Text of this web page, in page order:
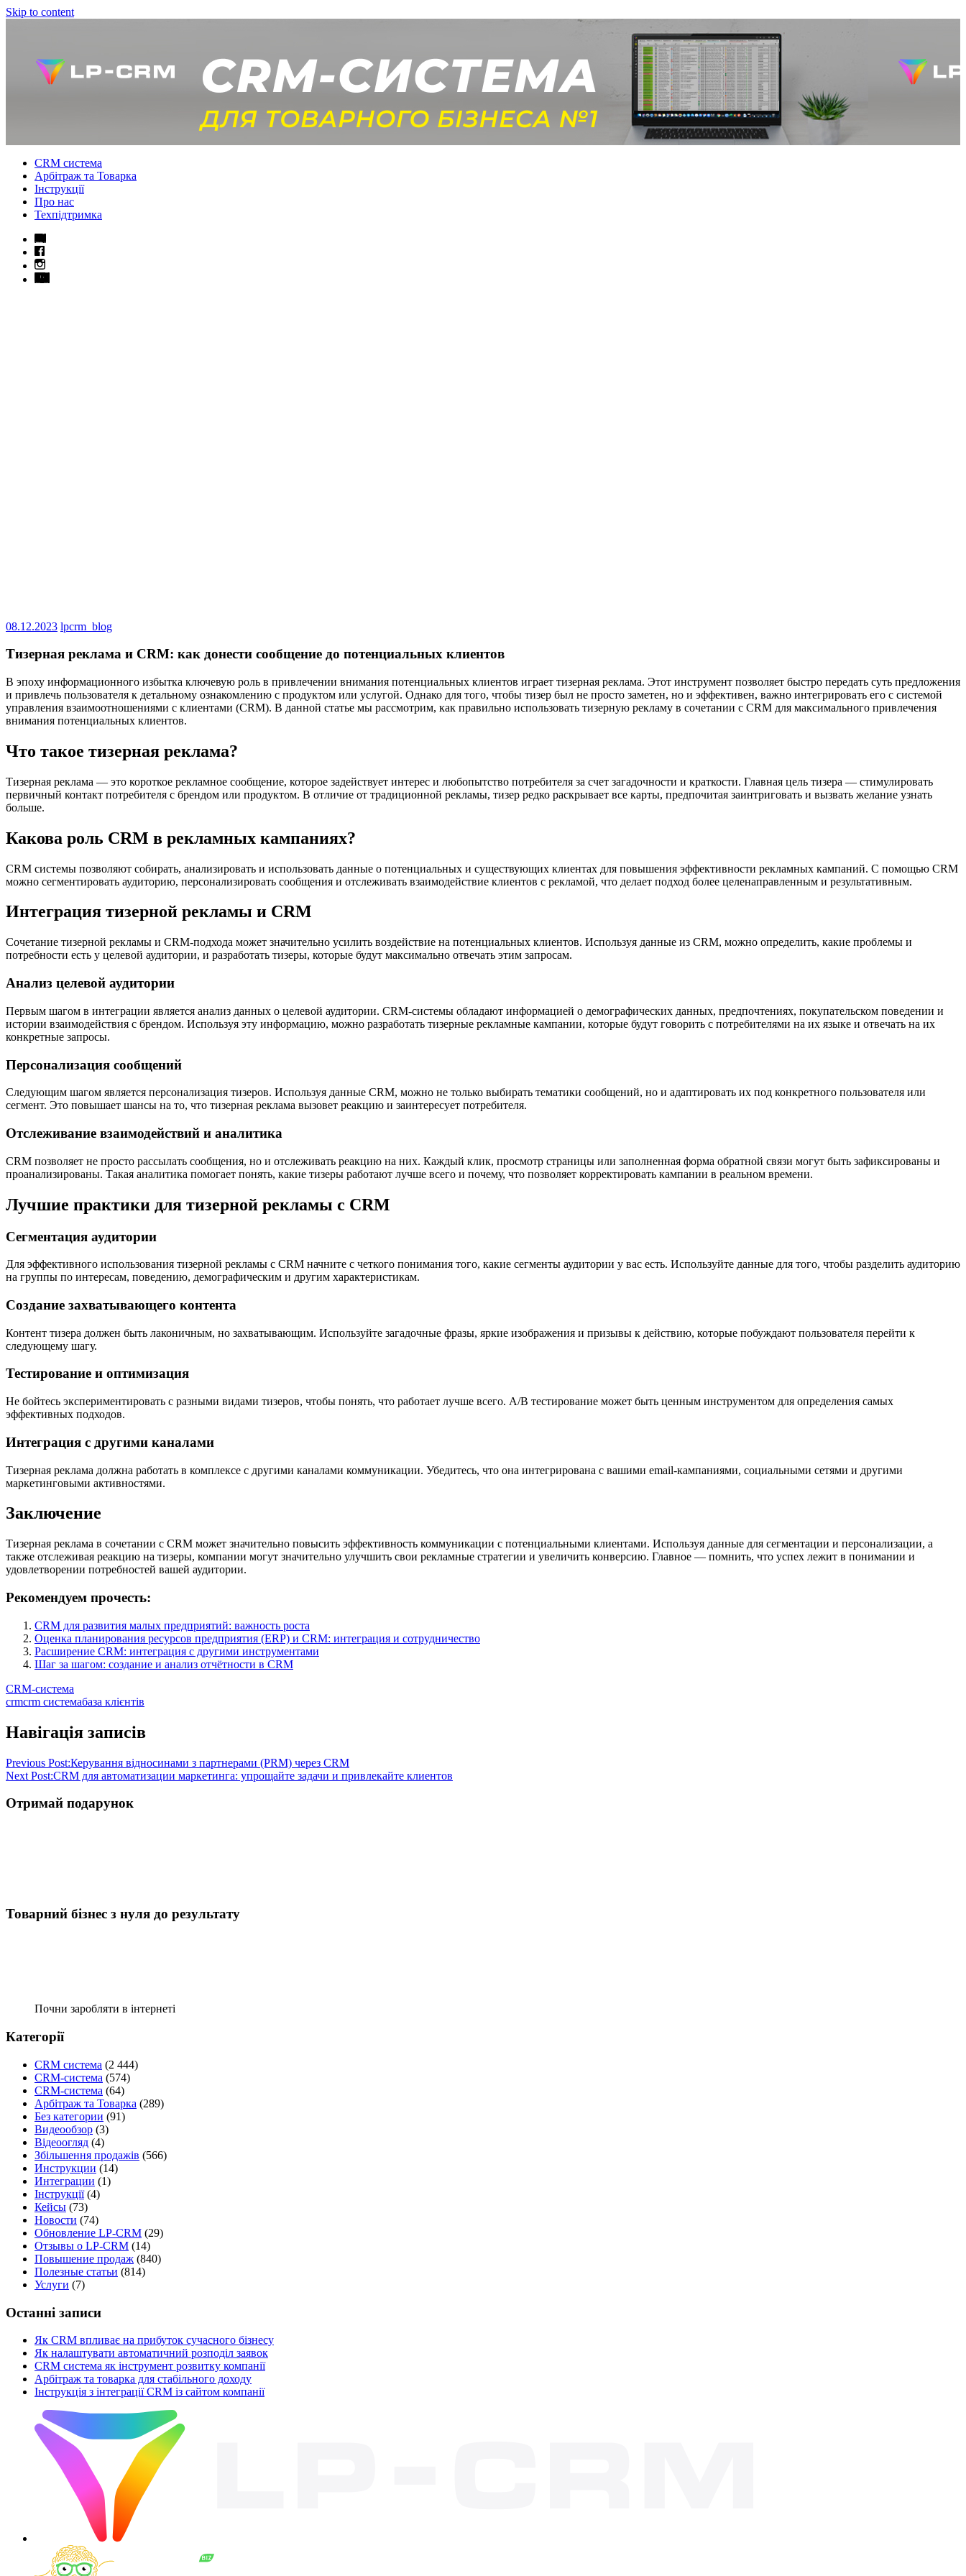
Skip to content
CRM система
Арбітраж та Товарка
Інструкції
Про нас
Техпідтримка
08.12.2023 lpcrm_blog
Тизерная реклама и CRM: как донести сообщение до потенциальных клиентов
В эпоху информационного избытка ключевую роль в привлечении внимания потенциальных клиентов играет тизерная реклама. Этот инструмент позволяет быстро передать суть предложения
и привлечь пользователя к детальному ознакомлению с продуктом или услугой. Однако для того, чтобы тизер был не просто заметен, но и эффективен, важно интегрировать его с системой
управления взаимоотношениями с клиентами (CRM). В данной статье мы рассмотрим, как правильно использовать тизерную рекламу в сочетании с CRM для максимального привлечения
внимания потенциальных клиентов.
Что такое тизерная реклама?
Тизерная реклама — это короткое рекламное сообщение, которое задействует интерес и любопытство потребителя за счет загадочности и краткости. Главная цель тизера — стимулировать
первичный контакт потребителя с брендом или продуктом. В отличие от традиционной рекламы, тизер редко раскрывает все карты, предпочитая заинтриговать и вызвать желание узнать
больше.
Какова роль CRM в рекламных кампаниях?
CRM системы позволяют собирать, анализировать и использовать данные о потенциальных и существующих клиентах для повышения эффективности рекламных кампаний. С помощью CRM
можно сегментировать аудиторию, персонализировать сообщения и отслеживать взаимодействие клиентов с рекламой, что делает подход более целенаправленным и результативным.
Интеграция тизерной рекламы и CRM
Сочетание тизерной рекламы и CRM-подхода может значительно усилить воздействие на потенциальных клиентов. Используя данные из CRM, можно определить, какие проблемы и
потребности есть у целевой аудитории, и разработать тизеры, которые будут максимально отвечать этим запросам.
Анализ целевой аудитории
Первым шагом в интеграции является анализ данных о целевой аудитории. CRM-системы обладают информацией о демографических данных, предпочтениях, покупательском поведении и
истории взаимодействия с брендом. Используя эту информацию, можно разработать тизерные рекламные кампании, которые будут говорить с потребителями на их языке и отвечать на их
конкретные запросы.
Персонализация сообщений
Следующим шагом является персонализация тизеров. Используя данные CRM, можно не только выбирать тематики сообщений, но и адаптировать их под конкретного пользователя или
сегмент. Это повышает шансы на то, что тизерная реклама вызовет реакцию и заинтересует потребителя.
Отслеживание взаимодействий и аналитика
CRM позволяет не просто рассылать сообщения, но и отслеживать реакцию на них. Каждый клик, просмотр страницы или заполненная форма обратной связи могут быть зафиксированы и
проанализированы. Такая аналитика помогает понять, какие тизеры работают лучше всего и почему, что позволяет корректировать кампании в реальном времени.
Лучшие практики для тизерной рекламы с CRM
Сегментация аудитории
Для эффективного использования тизерной рекламы с CRM начните с четкого понимания того, какие сегменты аудитории у вас есть. Используйте данные для того, чтобы разделить аудиторию
на группы по интересам, поведению, демографическим и другим характеристикам.
Создание захватывающего контента
Контент тизера должен быть лаконичным, но захватывающим. Используйте загадочные фразы, яркие изображения и призывы к действию, которые побуждают пользователя перейти к
следующему шагу.
Тестирование и оптимизация
Не бойтесь экспериментировать с разными видами тизеров, чтобы понять, что работает лучше всего. A/B тестирование может быть ценным инструментом для определения самых
эффективных подходов.
Интеграция с другими каналами
Тизерная реклама должна работать в комплексе с другими каналами коммуникации. Убедитесь, что она интегрирована с вашими email-кампаниями, социальными сетями и другими
маркетинговыми активностями.
Заключение
Тизерная реклама в сочетании с CRM может значительно повысить эффективность коммуникации с потенциальными клиентами. Используя данные для сегментации и персонализации, а
также отслеживая реакцию на тизеры, компании могут значительно улучшить свои рекламные стратегии и увеличить конверсию. Главное — помнить, что успех лежит в понимании и
удовлетворении потребностей вашей аудитории.
Рекомендуем прочесть:
CRM для развития малых предприятий: важность роста
Оценка планирования ресурсов предприятия (ERP) и CRM: интеграция и сотрудничество
Расширение CRM: интеграция с другими инструментами
Шаг за шагом: создание и анализ отчётности в CRM
CRM-система
crmcrm системабаза клієнтів
Навігація записів
Previous Post:Керування відносинами з партнерами (PRM) через CRM
Next Post:CRM для автоматизации маркетинга: упрощайте задачи и привлекайте клиентов
Отримай подарунок
Товарний бізнес з нуля до результату
Почни заробляти в інтернеті
Категорії
CRM система (2 444)
CRM-система (574)
CRM-система (64)
Арбітраж та Товарка (289)
Без категории (91)
Видеообзор (3)
Відеоогляд (4)
Збільшення продажів (566)
Инструкции (14)
Интеграции (1)
Інструкції(4)
Кейсы (73)
Новости (74)
Обновление LP-CRM (29)
Отзывы о LP-CRM (14)
Повышение продаж (840)
Полезные статьи (814)
Услуги (7)
Останні записи
Як CRM впливає на прибуток сучасного бізнесу
Як налаштувати автоматичний розподіл заявок
CRM система як інструмент розвитку компанії
Арбітраж та товарка для стабільного доходу
Інструкція з інтеграції CRM із сайтом компанії